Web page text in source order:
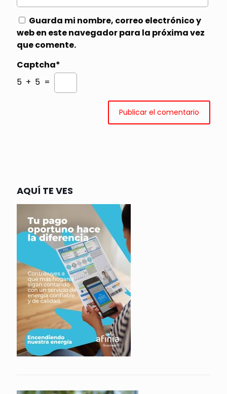
Guarda mi nombre, correo electrónico y
web en este navegador para la próxima vez
que comente.
Captcha*
5 + 5 =
AQUÍ TE VES